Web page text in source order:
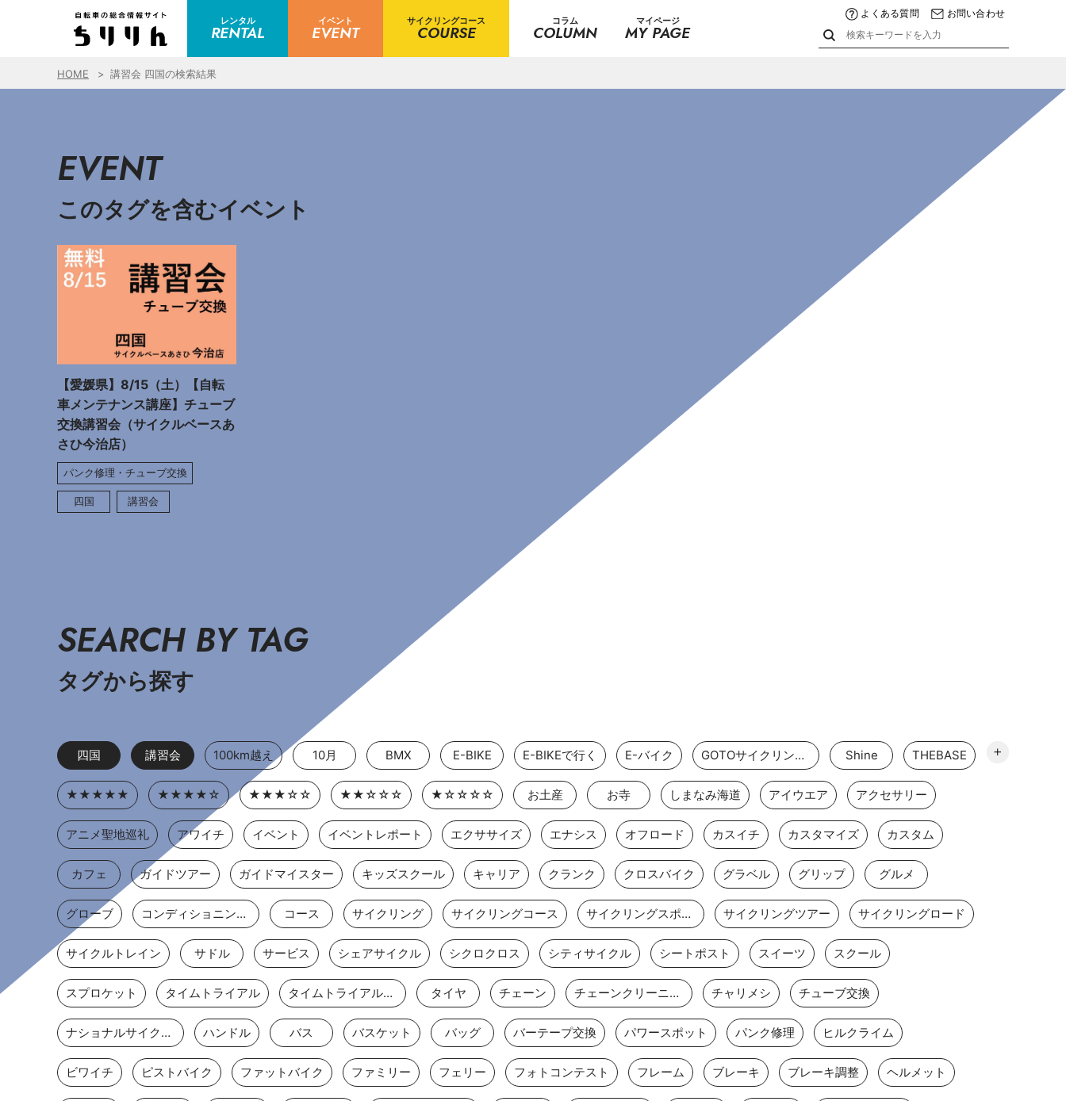
レンタル
RENTAL
イベント
EVENT
サイクリングコース
COURSE
コラム
COLUMN
マイページ
MY PAGE
よくある質問 お問い合わせ
HOME 講習会 四国の検索結果
EVENT
このタグを含むイベント
【愛媛県】8/15（土）【自転
車メンテナンス講座】チューブ
交換講習会（サイクルベースあ
さひ今治店）
パンク修理・チューブ交換
四国 講習会
SEARCH BY TAG
タグから探す
四国 講習会 100km越え 10月 BMX E-BIKE E-BIKEで行く E-バイク GOTOサイクリングスポット Shine THEBASE
★★★★★ ★★★★☆ ★★★☆☆ ★★☆☆☆ ★☆☆☆☆ お土産 お寺 しまなみ海道 アイウエア アクセサリー
アニメ聖地巡礼 アワイチ イベント イベントレポート エクササイズ エナシス オフロード カスイチ カスタマイズ カスタム
カフェ ガイドツアー ガイドマイスター キッズスクール キャリア クランク クロスバイク グラベル グリップ グルメ
グローブ コンディショニングストレッチ コース サイクリング サイクリングコース サイクリングスポット サイクリングツアー サイクリングロード
サイクルトレイン サドル サービス シェアサイクル シクロクロス シティサイクル シートポスト スイーツ スクール
スプロケット タイムトライアル タイムトライアルバイク タイヤ チェーン チェーンクリーニング チャリメシ チューブ交換
ナショナルサイクルルート ハンドル バス バスケット バッグ バーテープ交換 パワースポット パンク修理 ヒルクライム
ビワイチ ピストバイク ファットバイク ファミリー フェリー フォトコンテスト フレーム ブレーキ ブレーキ調整 ヘルメット